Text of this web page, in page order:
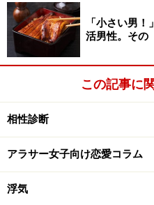
「小さい男
活男性。その
この記事に
相性診断
アラサー女子向け恋愛コラム
浮気